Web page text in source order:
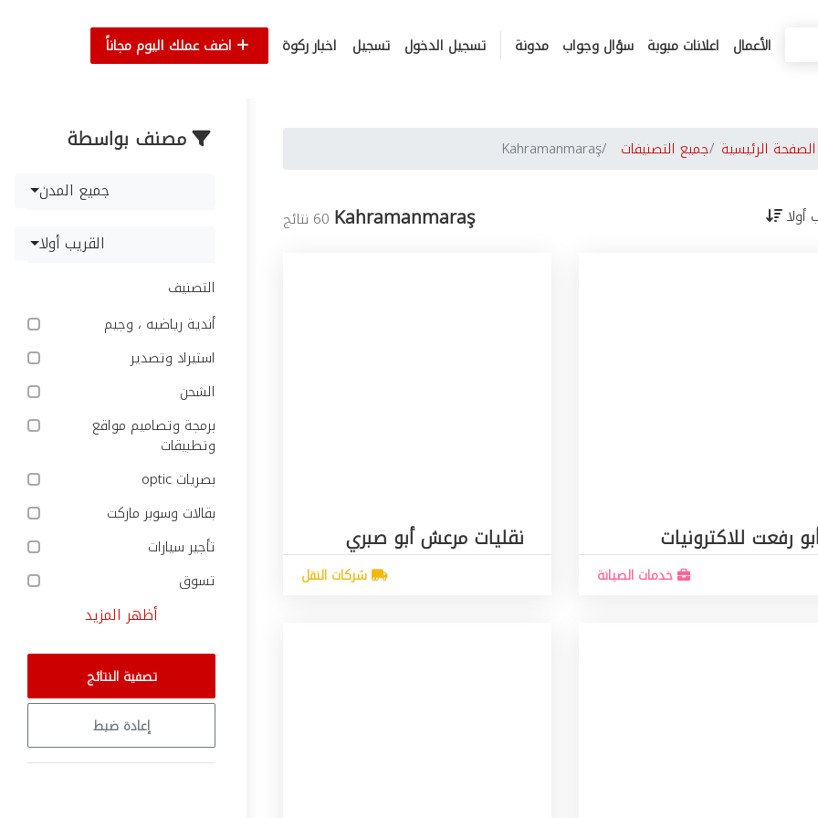
الأعمال اعلانات مبوبة سؤال وجواب مدونة تسجيل الدخول تسجيل اخبار ركوة اضف عملك اليوم مجاناً
مصنف بواسطة
جميع المدن
القريب أولا
التصنيف
أندية رياضيه ، وجيم
استيراد وتصدير
الشحن
برمجة وتصاميم مواقع
وتطبيقات
بصريات optic
بقالات وسوبر ماركت
تأجير سيارات
تسوق
أظهر المزيد
تصفية النتائج
إعادة ضبط
الرئيسية جميع التصنيفات Kahramanmaraş
Kahramanmaraş 60 نتائج أولا
رفعت للاكترونيات
خدمات الصيانة
نقليات مرعش أبو صبري
شركات النقل